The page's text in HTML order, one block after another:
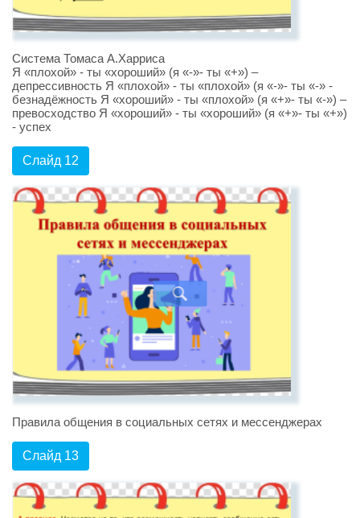
Система Томаса А.Харриса
Я «плохой» - ты «хороший» (я «-»- ты «+») –
депрессивность Я «плохой» - ты «плохой» (я «-»- ты «-» -
безнадёжность Я «хороший» - ты «плохой» (я «+»- ты «-») –
превосходство Я «хороший» - ты «хороший» (я «+»- ты «+»)
- успех
Слайд 12
Правила общения в социальных сетях и мессенджерах
Слайд 13